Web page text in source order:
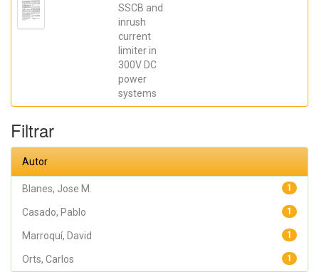
SSCB and
inrush
current
limiter in
300V DC
power
systems
Filtrar
Autor
1
Blanes, Jose M.
1
Casado, Pablo
1
Marroquí, David
1
Orts, Carlos